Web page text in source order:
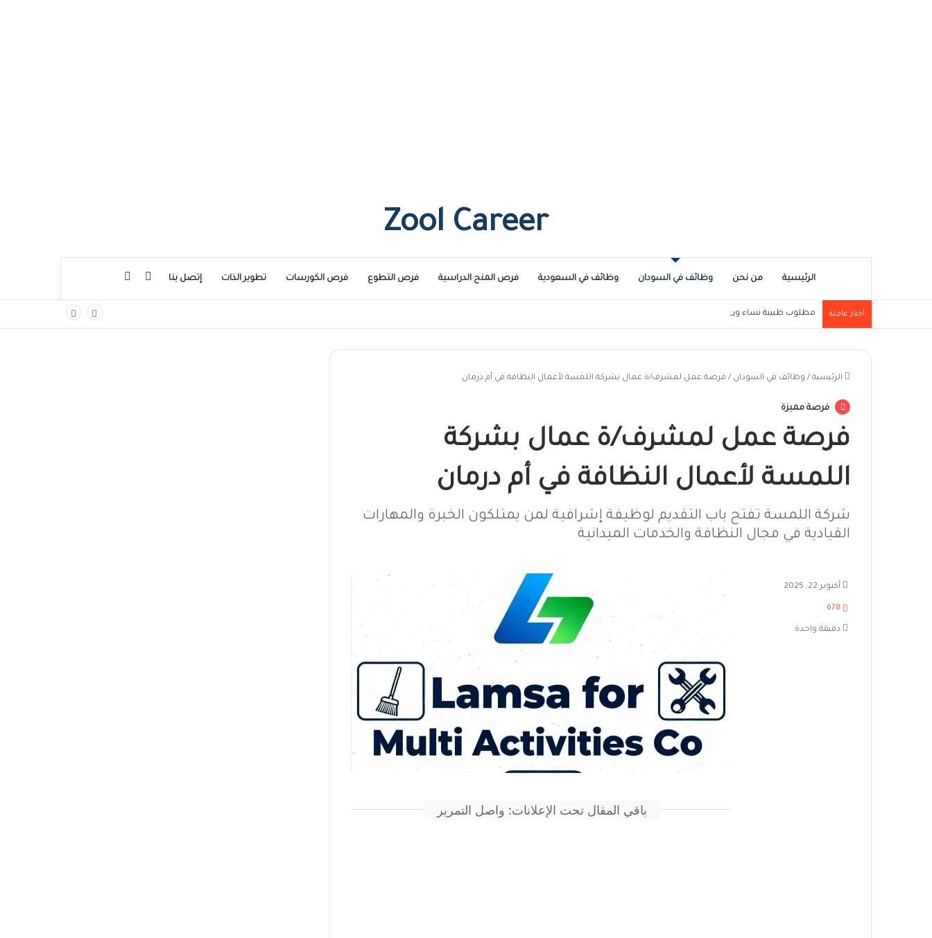
Zool Career
الرئيسية من نحن وظائف في السودان وظائف في السعودية فرص المنح الدراسية فرص التطوع فرص الكورسات تطوير الذات إتصل بنا إضافة عمود جانبي
أخبار عاجلة مطلوب طبيبة نساء وولادة (Obstetrician/Gynaecologist) للعمل بإحدى الجهات الطبية العاملة في مدينة الرياض
الرئيسية / وظائف في السودان / فرصة عمل لمشرف/ة عمال بشركة اللمسة لأعمال النظافة في أم درمان
فرصة مميزة
فرصة عمل لمشرف/ة عمال بشركة
اللمسة لأعمال النظافة في أم درمان
شركة اللمسة تفتح باب التقديم لوظيفة إشرافية لمن يمتلكون الخبرة والمهارات
القيادية في مجال النظافة والخدمات الميدانية
باقي المقال تحت الإعلانات: واصل التمرير
أكتوبر 22, 2025
678
دقيقة واحدة